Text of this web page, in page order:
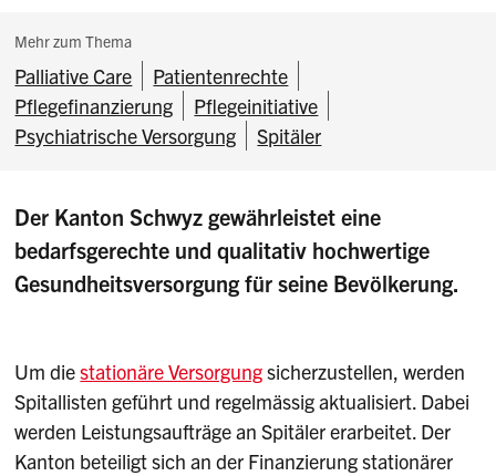
Subnavigation:
Mehr zum Thema
Palliative Care
Patientenrechte
Pflegefinanzierung
Pflegeinitiative
Psychiatrische Versorgung
Spitäler
Der Kanton Schwyz gewährleistet eine
bedarfsgerechte und qualitativ hochwertige
Gesundheitsversorgung für seine Bevölkerung.
Um diestationäre Versorgungsicherzustellen, werden
Spitallisten geführt und regelmässig aktualisiert. Dabei
werden Leistungsaufträge an Spitäler erarbeitet. Der
Kanton beteiligt sich an der Finanzierung stationärer